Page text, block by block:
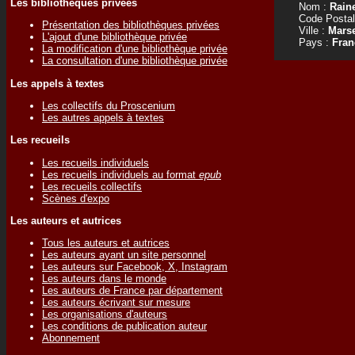
Les bibliothèques privées
Présentation des bibliothèques privées
L'ajout d'une bibliothèque privée
La modification d'une bibliothèque privée
La consultation d'une bibliothèque privée
Les appels à textes
Les collectifs du Proscenium
Les autres appels à textes
Les recueils
Les recueils individuels
Les recueils individuels au format epub
Les recueils collectifs
Scènes d'expo
Les auteurs et autrices
Tous les auteurs et autrices
Les auteurs ayant un site personnel
Les auteurs sur Facebook, X, Instagram
Les auteurs dans le monde
Les auteurs de France par département
Les auteurs écrivant sur mesure
Les organisations d'auteurs
Les conditions de publication auteur
Abonnement
Nom :
Code
Ville :
Pays :